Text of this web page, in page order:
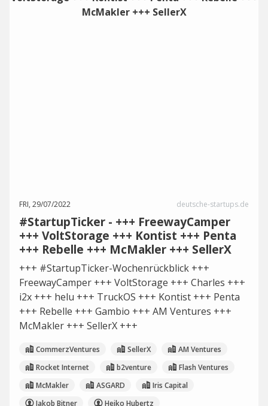
FRI, 29/07/2022 deutsche-startups.de
#StartupTicker - +++ FreewayCamper
+++ VoltStorage +++ Kontist +++ Penta
+++ Rebelle +++ McMakler +++ SellerX
+++ #StartupTicker-Wochenrückblick +++
FreewayCamper +++ VoltStorage +++ Charles +++
i2x +++ helu +++ TruckOS +++ Kontist +++ Penta
+++ Rebelle +++ Gambio +++ AM Ventures +++
McMakler +++ SellerX +++
CommerzVentures SellerX
AM Ventures
Rocket Internet
b2venture
Flash Ventures
McMakler
ASGARD
Iris Capital
Jakob Bitner
Heiko Hubertz